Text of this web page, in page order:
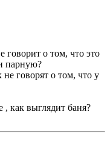
говорит о том, что это
парную?
говорят о том, что у
, как выглядит баня?